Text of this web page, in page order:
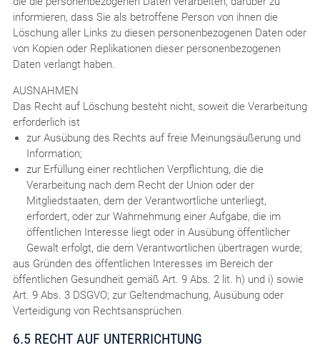
informieren, dass Sie als betroffene Person von ihnen die
Löschung aller Links zu diesen personenbezogenen Daten oder
von Kopien oder Replikationen dieser personenbezogenen
Daten verlangt haben.
AUSNAHMEN
Das Recht auf Löschung besteht nicht, soweit die Verarbeitung
erforderlich ist
zur Ausübung des Rechts auf freie Meinungsäußerung und
Information;
zur Erfüllung einer rechtlichen Verpflichtung, die die
Verarbeitung nach dem Recht der Union oder der
Mitgliedstaaten, dem der Verantwortliche unterliegt,
erfordert, oder zur Wahrnehmung einer Aufgabe, die im
öffentlichen Interesse liegt oder in Ausübung öffentlicher
Gewalt erfolgt, die dem Verantwortlichen übertragen wurde;
aus Gründen des öffentlichen Interesses im Bereich der
öffentlichen Gesundheit gemäß Art. 9 Abs. 2 lit. h) und i) sowie
Art. 9 Abs. 3 DSGVO; zur Geltendmachung, Ausübung oder
Verteidigung von Rechtsansprüchen.
6.5 RECHT AUF UNTERRICHTUNG